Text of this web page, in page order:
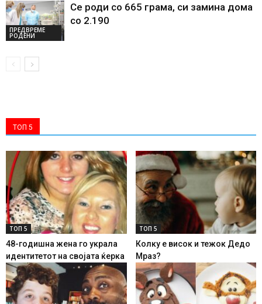
ПРЕДВРЕМЕ
РОДЕНИ
Се роди со 665 грама, си замина дома
со 2.190
ТОП 5
ТОП 5
48-годишна жена го украла
идентитетот на својата ќерка
ТОП 5
Колку е висок и тежок Дедо
Мраз?